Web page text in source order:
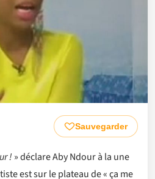
Sauvegarder
! » déclare Aby Ndour à la une
est sur le plateau de « ça me